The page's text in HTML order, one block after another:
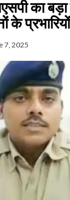
का
के
7, 2025